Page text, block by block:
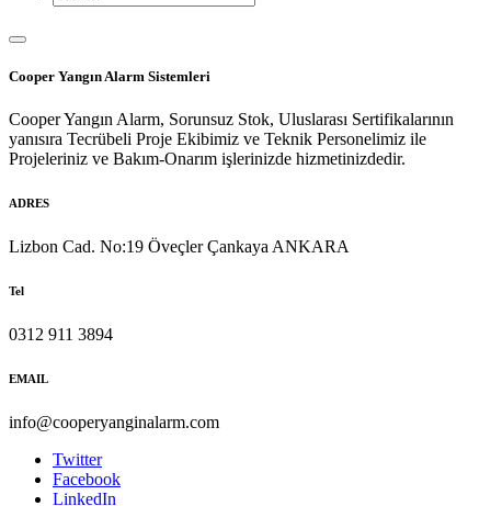
Cooper Yangın Alarm Sistemleri
Cooper Yangın Alarm, Sorunsuz Stok, Uluslarası Sertifikalarının
yanısıra Tecrübeli Proje Ekibimiz ve Teknik Personelimiz ile
Projeleriniz ve Bakım-Onarım işlerinizde hizmetinizdedir.
ADRES
Lizbon Cad. No:19 Öveçler Çankaya ANKARA
Tel
0312 911 3894
EMAIL
info@cooperyanginalarm.com
Twitter
Facebook
LinkedIn